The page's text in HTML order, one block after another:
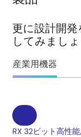
更に設計開
してみましょ
産業用機器
RX 32ビット高性